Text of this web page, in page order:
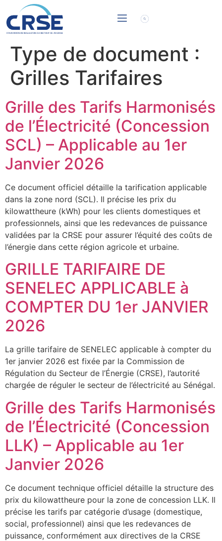
Type de document :
Grilles Tarifaires
Grille des Tarifs Harmonisés
de l’Électricité (Concession
SCL) – Applicable au 1er
Janvier 2026
Ce document officiel détaille la tarification applicable
dans la zone nord (SCL). Il précise les prix du
kilowattheure (kWh) pour les clients domestiques et
professionnels, ainsi que les redevances de puissance
validées par la CRSE pour assurer l’équité des coûts de
l’énergie dans cette région agricole et urbaine.
GRILLE TARIFAIRE DE
SENELEC APPLICABLE à
COMPTER DU 1er JANVIER
2026
La grille tarifaire de SENELEC applicable à compter du
1er janvier 2026 est fixée par la Commission de
Régulation du Secteur de l’Énergie (CRSE), l’autorité
chargée de réguler le secteur de l’électricité au Sénégal.
Grille des Tarifs Harmonisés
de l’Électricité (Concession
LLK) – Applicable au 1er
Janvier 2026
Ce document technique officiel détaille la structure des
prix du kilowattheure pour la zone de concession LLK. Il
précise les tarifs par catégorie d’usage (domestique,
social, professionnel) ainsi que les redevances de
puissance, conformément aux directives de la CRSE